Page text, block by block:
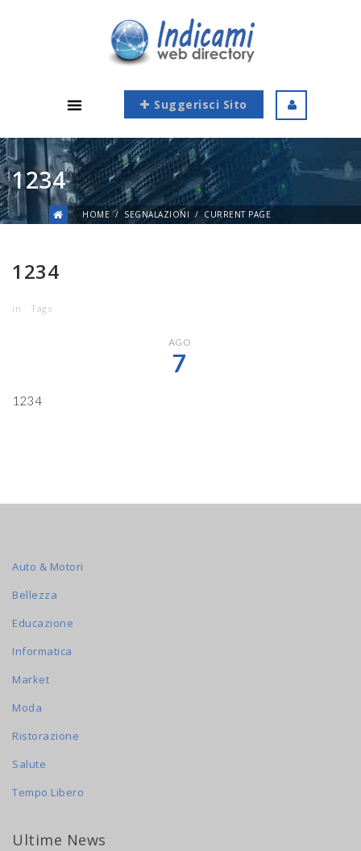
Suggerisci Sito
1234
HOME SEGNALAZIONI CURRENT PAGE
1234
in Tags
AGO
7
1234
Auto & Motori
Bellezza
Educazione
Informatica
Market
Moda
Ristorazione
Salute
Tempo Libero
Ultime News